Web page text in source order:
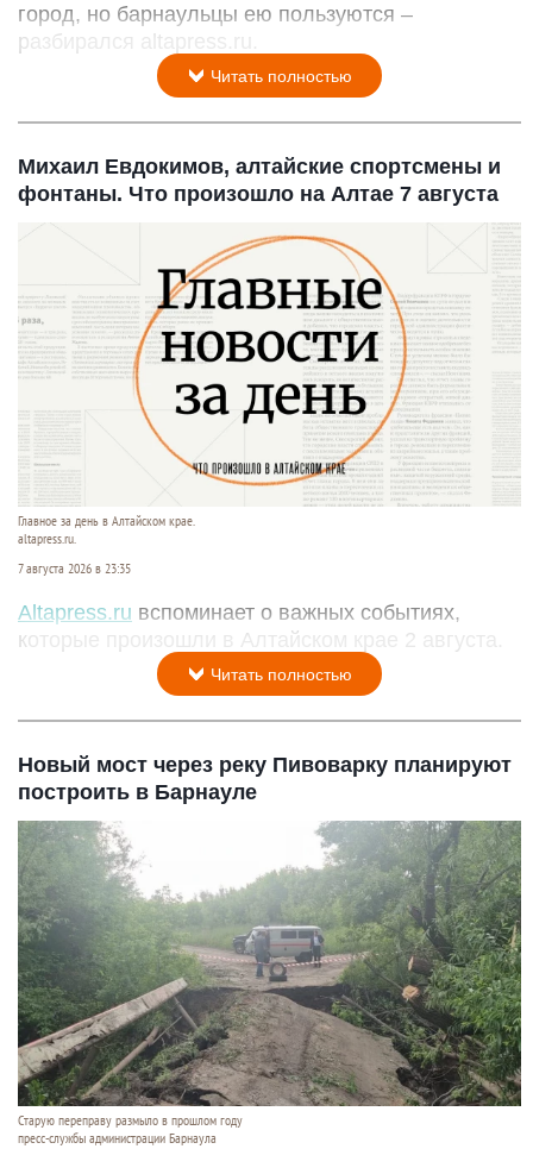
город, но барнаульцы ею пользуются –
разбирался altapress.ru.
Читать полностью
Михаил Евдокимов, алтайские спортсмены и
фонтаны. Что произошло на Алтае 7 августа
Главное за день в Алтайском крае.
altapress.ru.
7 августа 2026 в 23:35
Altapress.ru вспоминает о важных событиях,
которые произошли в Алтайском крае 2 августа.
Читать полностью
Новый мост через реку Пивоварку планируют
построить в Барнауле
Старую переправу размыло в прошлом году
пресс-службы администрации Барнаула